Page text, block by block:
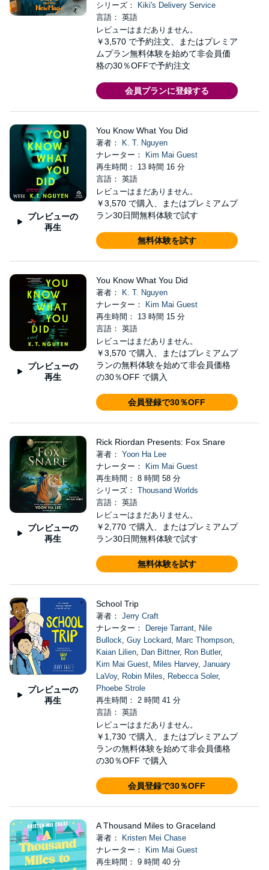
シリーズ：
Kiki's Delivery Service
言語： 英語
レビューはまだありません。
￥3,570 で予約注文、またはプレミア
ムプラン無料体験を始めて非会員価
格の30％OFFで予約注文
会員プランに登録する
プレビューの
再生
You Know What You Did
著者：
K. T. Nguyen
ナレーター：
Kim Mai Guest
再生時間： 13 時間 16 分
言語： 英語
レビューはまだありません。
￥3,570 で購入、またはプレミアムプ
ラン30日間無料体験で試す
無料体験を試す
プレビューの
再生
You Know What You Did
著者：
K. T. Nguyen
ナレーター：
Kim Mai Guest
再生時間： 13 時間 15 分
言語： 英語
レビューはまだありません。
￥3,570 で購入、またはプレミアムプ
ランの無料体験を始めて非会員価格
の30％OFF で購入
会員登録で30％OFF
プレビューの
再生
Rick Riordan Presents: Fox Snare
著者： Yoon Ha Lee
ナレーター：
Kim Mai Guest
再生時間： 8 時間 58 分
シリーズ： Thousand Worlds
言語： 英語
レビューはまだありません。
￥2,770 で購入、またはプレミアムプ
ラン30日間無料体験で試す
無料体験を試す
プレビューの
再生
School Trip
著者： Jerry Craft
ナレーター：
Dereje Tarrant, Nile
Bullock, Guy Lockard, Marc Thompson,
Kaian Lilien, Dan Bittner, Ron Butler,
Kim Mai Guest, Miles Harvey, January
LaVoy, Robin Miles, Rebecca Soler,
Phoebe Strole
再生時間： 2 時間 41 分
言語： 英語
レビューはまだありません。
￥1,730 で購入、またはプレミアムプ
ランの無料体験を始めて非会員価格
の30％OFF で購入
会員登録で30％OFF
A Thousand Miles to Graceland
著者：
Kristen Mei Chase
ナレーター：
Kim Mai Guest
再生時間： 9 時間 40 分